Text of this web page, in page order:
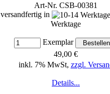
Art-Nr. CSB-00381
versandfertig in
Werktage
Exemplar
49,00 €
inkl. 7% MwSt, zzgl.
Details...